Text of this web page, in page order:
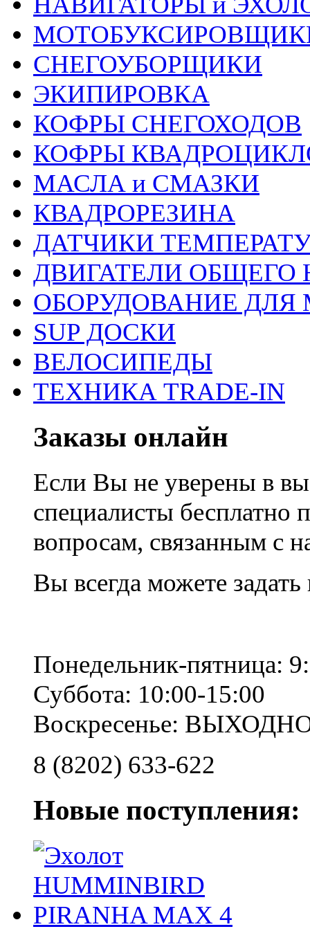
СНЕГОУБОРЩИКИ
ЭКИПИРОВКА
КОФРЫ СНЕГОХОДОВ
КОФРЫ
МАСЛА и СМАЗКИ
КВАДРОРЕЗИНА
ДАТЧИКИ
ДВИГАТЕЛИ ОБЩЕГО
ОБОРУДОВАНИЕ
SUP ДОСКИ
ВЕЛОСИПЕДЫ
ТЕХНИКА TRADE-IN
Заказы онлайн
Если Вы не уверены в
специалисты
вопросам, связанным с
Вы всегда можете
Понедельник-пятница:
Суббота: 10:00-15:00
Воскресенье:
8 (8202) 633-622
Новые поступления: